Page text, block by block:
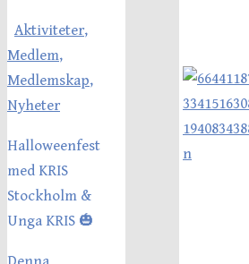
Aktiviteter,
Medlem,
Medlemskap,
Nyheter
Halloweenfest
med KRIS
Stockholm &
Unga KRIS 🎃